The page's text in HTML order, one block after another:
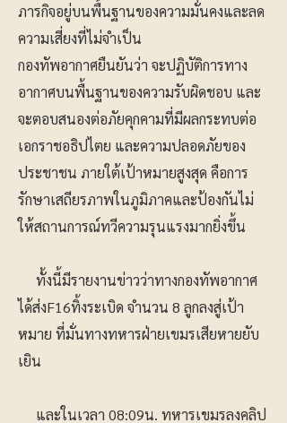
ภารกิจอยู่บนพื้นฐานของความมั่นคงและลด
ความเสี่ยงที่ไม่จำเป็น
กองทัพอากาศยืนยันว่า จะปฏิบัติการทาง
อากาศบนพื้นฐานของความรับผิดชอบ และ
จะตอบสนองต่อภัยคุกคามที่มีผลกระทบต่อ
เอกราชอธิปไตย และความปลอดภัยของ
ประชาชน ภายใต้เป้าหมายสูงสุด คือการ
รักษาเสถียรภาพในภูมิภาคและป้องกันไม่
ให้สถานการณ์ทวีความรุนแรงมากยิ่งขึ้น
ทั้งนี้มีรายงานข่าวว่าทางกองทัพอากาศ
ได้ส่งF16ทิ้งระเบิด จำนวน 8 ลูกลงสู่เป้า
หมาย ที่มั่นทางทหารฝ่ายเขมรเสียหายยับ
เยิน
และในเวลา 08:09น. ทหารเขมรลงคลิป